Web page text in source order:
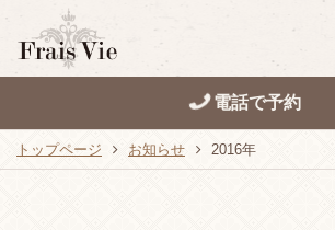
電話で予約
トップページ お知らせ 2016年